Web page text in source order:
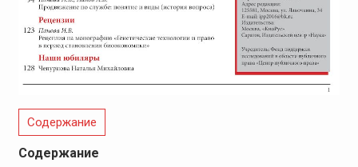
Содержание
Содержание